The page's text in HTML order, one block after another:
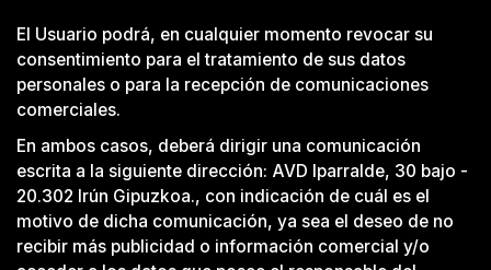
El Usuario podrá, en cualquier momento revocar su
consentimiento para el tratamiento de sus datos
personales o para la recepción de comunicaciones
comerciales.
En ambos casos, deberá dirigir una comunicación
escrita a la siguiente dirección: AVD Iparralde, 30 bajo -
20.302 Irún Gipuzkoa., con indicación de cuál es el
motivo de dicha comunicación, ya sea el deseo de no
recibir más publicidad o información comercial y/o